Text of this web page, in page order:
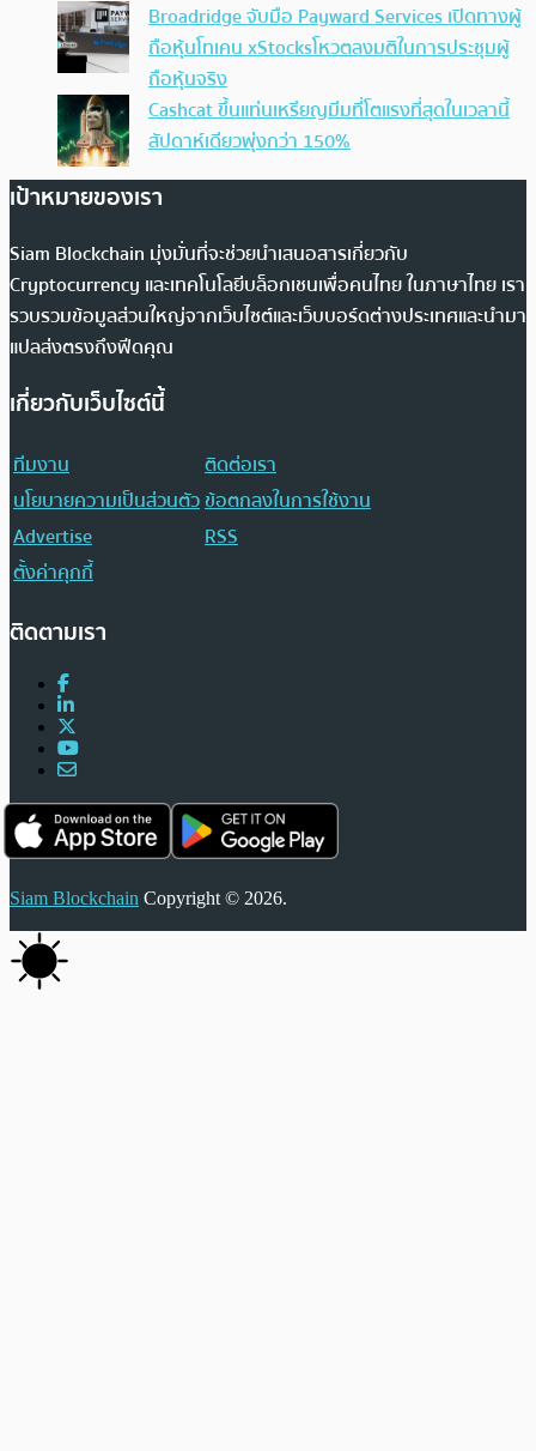
Broadridge จับมือ Payward Services เปิดทางผู้
ถือหุ้นโทเคน xStocksโหวตลงมติในการประชุมผู้
ถือหุ้นจริง
Cashcat ขึ้นแท่นเหรียญมีมที่โตแรงที่สุดในเวลานี้
สัปดาห์เดียวพุ่งกว่า 150%
เป้าหมายของเรา
Siam Blockchain มุ่งมั่นที่จะช่วยนำเสนอสารเกี่ยวกับ
Cryptocurrency และเทคโนโลยีบล็อกเชนเพื่อคนไทย ในภาษาไทย เรา
รวบรวมข้อมูลส่วนใหญ่จากเว็บไซต์และเว็บบอร์ดต่างประเทศและนำมา
แปลส่งตรงถึงฟีดคุณ
เกี่ยวกับเว็บไซต์นี้
ทีมงาน
ติดต่อเรา
นโยบายความเป็นส่วนตัวข้อตกลงในการใช้งาน
Advertise
RSS
ตั้งค่าคุกกี้
ติดตามเรา
Siam Blockchain Copyright © 2026.